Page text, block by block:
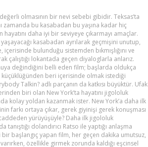
olmasının bir nevi sebebi gibidir. Teksas’ta
zamanda bu kasabadan bu yaşına kadar hiç
daha iyi bir seviyeye çıkarmayı amaçlar.
kasabadan ayrılarak geçmişini unutup,
bulunduğu sistemden bıkmışlığını ve
çalıştığı lokantada geçen diyaloglarla anlarız.
değindiğini belli eden film; başlarda oldukça
küçüklüğünden beri içerisinde olmak istediği
Talkin? adlı parçanın da katkısı büyüktür. Ufak
biri olan New York’ta hayatını jigololuk
kolay yoldan kazanmak ister. New York’a daha ilk
farkı ortaya çıkar, gerek giyinişi gerek konuşması
yürüyüşüyle? Daha ilk jigololuk
dolandırıcı Ratso ile yaptığı anlaşma
başlangıç yapan film, her geçen dakika umutsuz,
özellikle girmek zorunda kaldığı eşcinsel